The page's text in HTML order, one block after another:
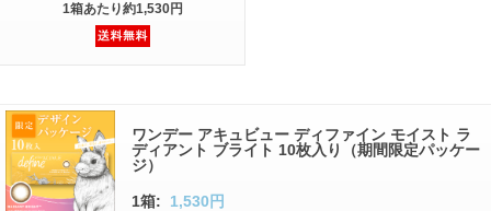
1箱あたり約1,530円
ワンデー アキュビュー ディファイン モイスト ラ
ディアント ブライト 10枚入り（期間限定パッケー
ジ）
1箱: 1,530円